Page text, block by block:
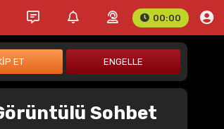
00:00
Sohbet